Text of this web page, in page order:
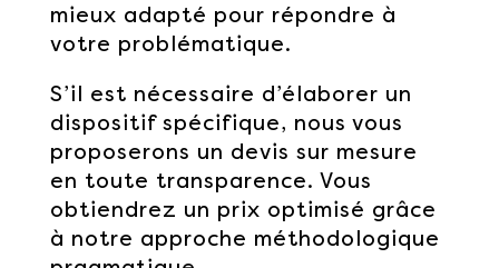
mieux adapté pour répondre à
votre problématique.
S’il est nécessaire d’élaborer un
dispositif spécifique, nous vous
proposerons un devis sur mesure
en toute transparence. Vous
obtiendrez un prix optimisé grâce
à notre approche méthodologique